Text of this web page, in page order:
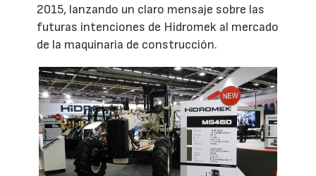
2015, lanzando un claro mensaje sobre las
futuras intenciones de Hidromek al mercado
de la maquinaria de construcción.